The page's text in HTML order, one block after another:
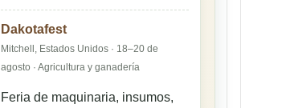
Dakotafest
Mitchell, Estados Unidos · 18–20 de
agosto · Agricultura y ganadería
Feria de maquinaria, insumos,